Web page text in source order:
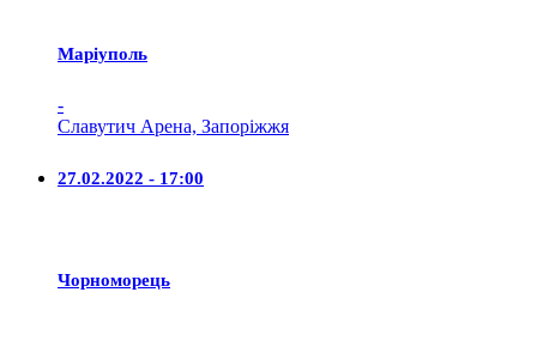
Маріуполь
-
Славутич Арена, Запоріжжя
27.02.2022 - 17:00
Чорноморець